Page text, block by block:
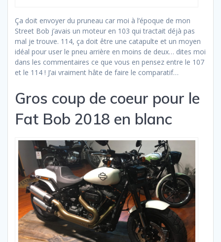
Ça doit envoyer du pruneau car moi à l’époque de mon
Street Bob j’avais un moteur en 103 qui tractait déjà pas
mal je trouve. 114, ça doit être une catapulte et un moyen
idéal pour user le pneu arrière en moins de deux… dites moi
dans les commentaires ce que vous en pensez entre le 107
et le 114 ! J’ai vraiment hâte de faire le comparatif…
Gros coup de coeur pour le
Fat Bob 2018 en blanc